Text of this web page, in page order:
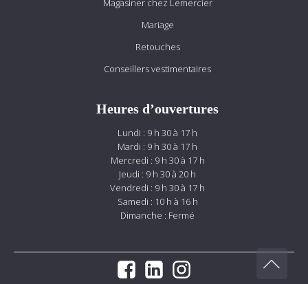
Magasiner chez Lemercier
Mariage
Retouches
Conseillers vestimentaires
Heures d’ouvertures
Lundi : 9 h 30 à 17 h
Mardi : 9 h 30 à 17 h
Mercredi : 9 h 30 à 17 h
Jeudi : 9 h 30 à 20 h
Vendredi : 9 h 30 à 17 h
Samedi : 10 h à 16 h
Dimanche : Fermé